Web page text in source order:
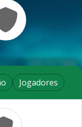
Jogadores